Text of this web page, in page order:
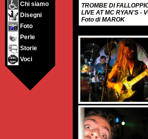
Chi siamo
Disegni
Foto
Perle
Storie
Voci
TROMBE DI
LIVE AT MC RYAN'S -
Foto di MAROK